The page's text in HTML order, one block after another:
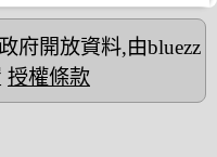
府開放資料,由bluezz
授權條款